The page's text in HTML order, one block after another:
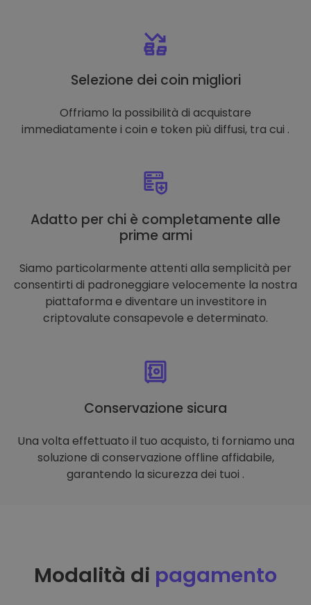
Selezione dei coin migliori
Offriamo la possibilità di acquistare
immediatamente i coin e token più diffusi, tra cui .
Adatto per chi è completamente alle
prime armi
Siamo particolarmente attenti alla semplicità per
consentirti di padroneggiare velocemente la nostra
piattaforma e diventare un investitore in
criptovalute consapevole e determinato.
Conservazione sicura
Una volta effettuato il tuo acquisto, ti forniamo una
soluzione di conservazione offline affidabile,
garantendo la sicurezza dei tuoi .
Modalità di pagamento